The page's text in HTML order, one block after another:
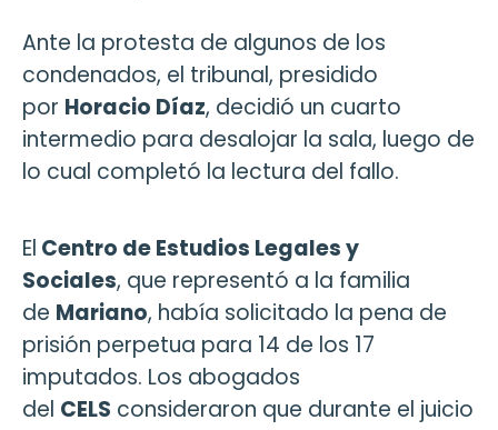
Ante la protesta de algunos de los
condenados, el tribunal, presidido
por Horacio Díaz, decidió un cuarto
intermedio para desalojar la sala, luego de
lo cual completó la lectura del fallo.
El Centro de Estudios Legales y
Sociales, que representó a la familia
de Mariano, había solicitado la pena de
prisión perpetua para 14 de los 17
imputados. Los abogados
del CELS consideraron que durante el juicio